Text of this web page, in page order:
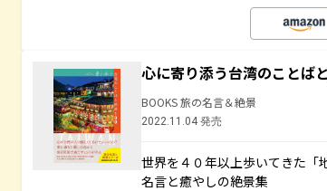
心に寄り添う台湾のことば
BOOKS 旅の名言＆絶景
2022.11.04 発売
世界を４０年以上歩いてきた「
名言と癒やしの絶景集